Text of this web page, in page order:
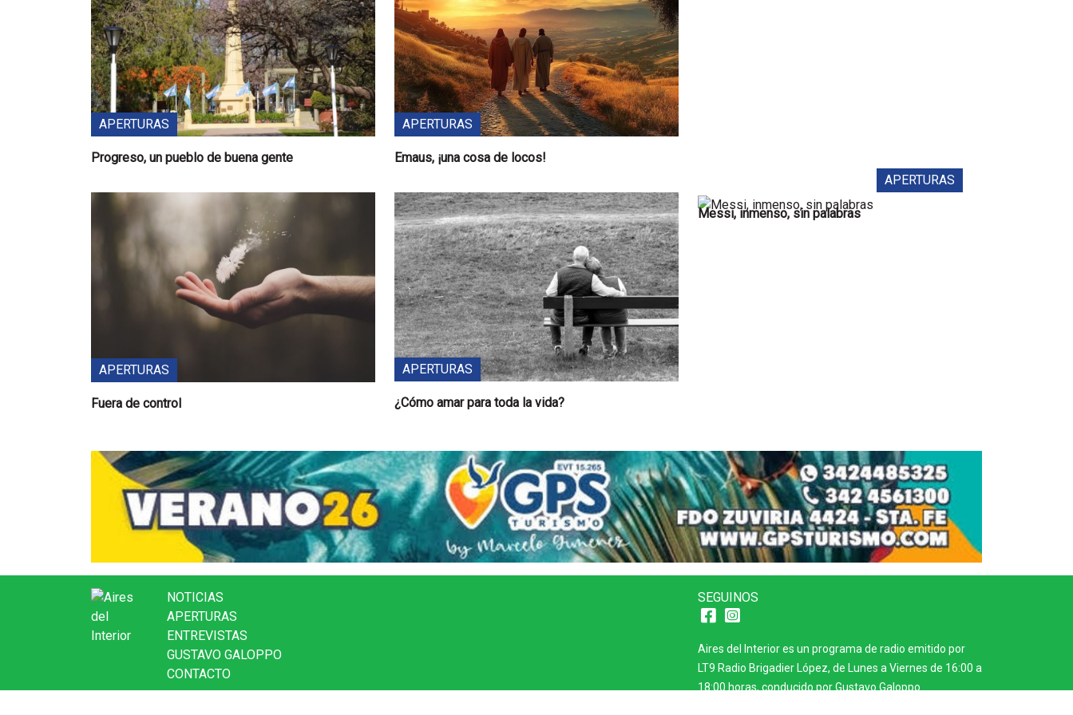
APERTURAS
Progreso, un pueblo de buena gente
APERTURAS
Emaus, ¡una cosa de locos!
APERTURAS
Fuera de control
APERTURAS
¿Cómo amar para toda la vida?
APERTURAS
Messi, inmenso, sin palabras
NOTICIAS
APERTURAS
ENTREVISTAS
GUSTAVO GALOPPO
CONTACTO
SEGUINOS
Aires del Interior es un programa de radio emitido por
LT9 Radio Brigadier López, de Lunes a Viernes de 16:00 a
18:00 horas, conducido por Gustavo Galoppo.